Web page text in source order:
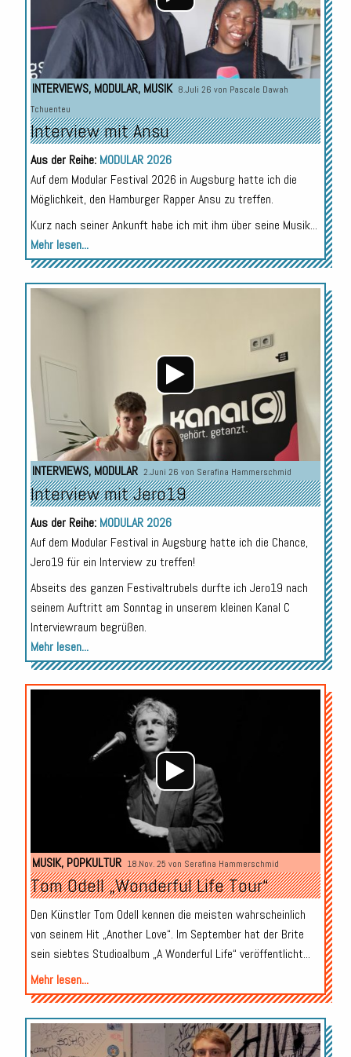
INTERVIEWS, MODULAR, MUSIK 8.Juli 26 von Pascale Dawah
Tchuenteu
Interview mit Ansu
Aus der Reihe: MODULAR 2026
Auf dem Modular Festival 2026 in Augsburg hatte ich die
Möglichkeit, den Hamburger Rapper Ansu zu treffen.
Kurz nach seiner Ankunft habe ich mit ihm über seine Musik...
Mehr lesen...
Audio-
Player
INTERVIEWS, MODULAR 2.Juni 26 von Serafina Hammerschmid
Interview mit Jero19
Aus der Reihe: MODULAR 2026
Auf dem Modular Festival in Augsburg hatte ich die Chance,
Jero19 für ein Interview zu treffen!
Abseits des ganzen Festivaltrubels durfte ich Jero19 nach
seinem Auftritt am Sonntag in unserem kleinen Kanal C
Interviewraum begrüßen.
Mehr lesen...
Audio-
Player
MUSIK, POPKULTUR 18.Nov. 25 von Serafina Hammerschmid
Tom Odell „Wonderful Life Tour“
Den Künstler Tom Odell kennen die meisten wahrscheinlich
von seinem Hit „Another Love“. Im September hat der Brite
sein siebtes Studioalbum „A Wonderful Life“ veröffentlicht...
Mehr lesen...
Audio-
Player